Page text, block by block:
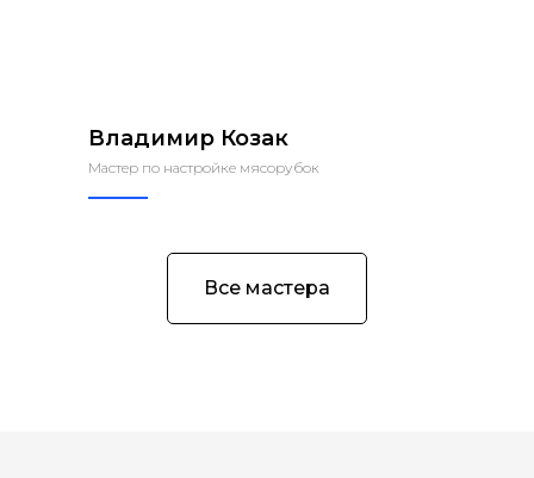
Владимир Козак
Мастер по настройке мясорубок
Все мастера